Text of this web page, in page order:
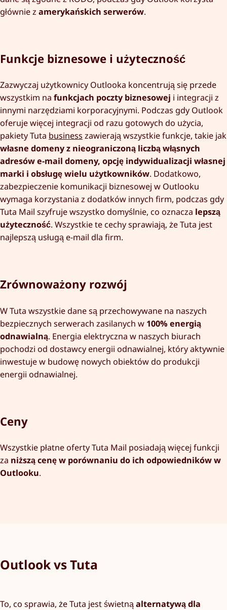
głównie z amerykańskich serwerów.
Funkcje biznesowe i użyteczność
Zazwyczaj użytkownicy Outlooka koncentrują się przede
wszystkim na funkcjach poczty biznesowej i integracji z
innymi narzędziami korporacyjnymi. Podczas gdy Outlook
oferuje więcej integracji od razu gotowych do użycia,
pakiety Tuta business zawierają wszystkie funkcje, takie jak
własne domeny z nieograniczoną liczbą włąsnych
adresów e-mail domeny, opcję indywidualizacji własnej
marki i obsługę wielu użytkowników. Dodatkowo,
zabezpieczenie komunikacji biznesowej w Outlooku
wymaga korzystania z dodatków innych firm, podczas gdy
Tuta Mail szyfruje wszystko domyślnie, co oznacza lepszą
użyteczność. Wszystkie te cechy sprawiają, że Tuta jest
najlepszą usługą e-mail dla firm.
Zrównoważony rozwój
W Tuta wszystkie dane są przechowywane na naszych
bezpiecznych serwerach zasilanych w 100% energią
odnawialną. Energia elektryczna w naszych biurach
pochodzi od dostawcy energii odnawialnej, który aktywnie
inwestuje w budowę nowych obiektów do produkcji
energii odnawialnej.
Ceny
Wszystkie płatne oferty Tuta Mail posiadają więcej funkcji
za niższą cenę w porównaniu do ich odpowiedników w
Outlooku.
Outlook vs Tuta
To, co sprawia, że Tuta jest świetnąalternatywą dla